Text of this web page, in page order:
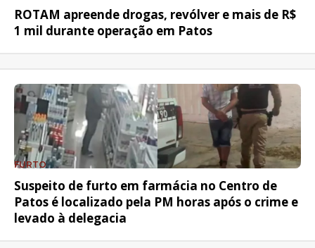
ROTAM apreende drogas, revólver e mais de R$
1 mil durante operação em Patos
FURTO
Suspeito de furto em farmácia no Centro de
Patos é localizado pela PM horas após o crime e
levado à delegacia